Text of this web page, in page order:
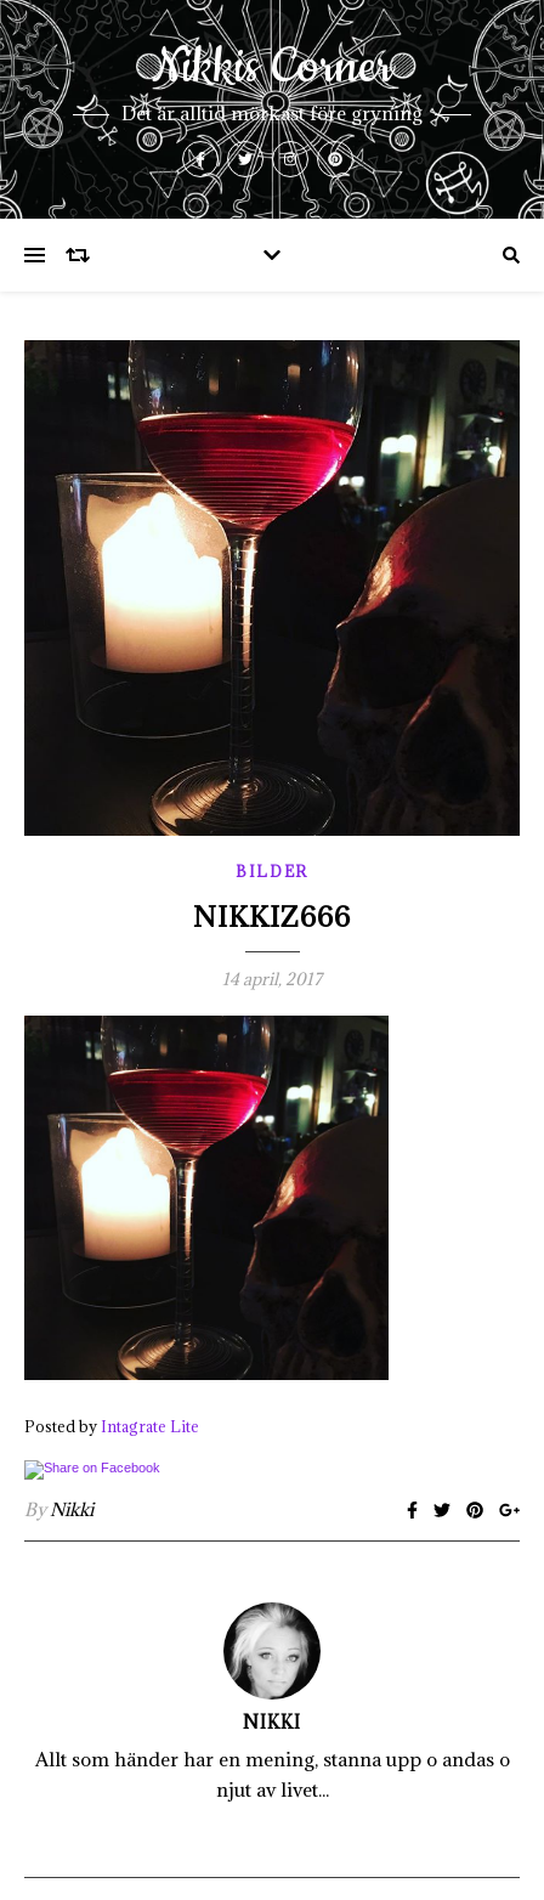
Nikkis Corner
Det är alltid mörkast före gryning
BILDER
NIKKIZ666
14 april, 2017
Posted by Intagrate Lite
ByNikki
NIKKI
Allt som händer har en mening, stanna upp o andas o
njut av livet...